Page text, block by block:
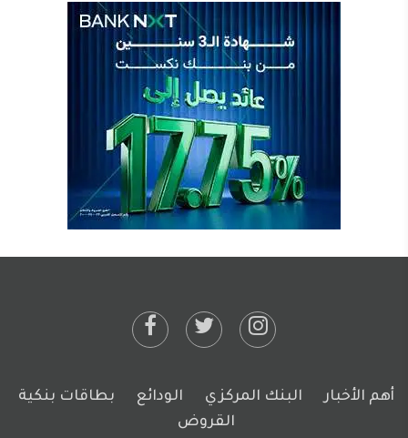
أهم الأخبار البنك المركزي الودائع
بطاقات بنكية
القروض